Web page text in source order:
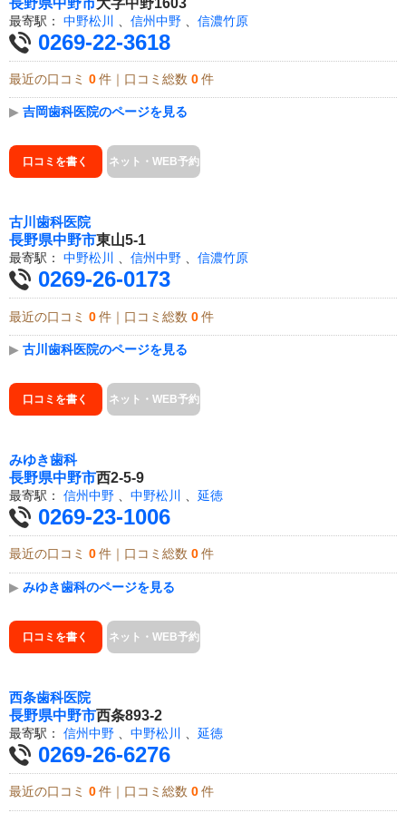
最寄駅： 中野松川 信州中野 信濃竹原
0269-22-3618
最近の口コミ 0 件｜口コミ総数 0 件
▶ 吉岡歯科医院のページを見る
口コミを書く ネット・WEB予約
古川歯科医院
長野県中野市東山5-1
最寄駅： 中野松川 、 信州中野 、 信濃竹原
0269-26-0173
最近の口コミ 0 件｜口コミ総数 0 件
▶ 古川歯科医院のページを見る
口コミを書く ネット・WEB予約
みゆき歯科
長野県中野市西2-5-9
最寄駅： 信州中野 中野松川 延徳
0269-23-1006
最近の口コミ 0 件｜口コミ総数 0 件
▶ みゆき歯科のページを見る
口コミを書く ネット・WEB予約
西条歯科医院
長野県中野市西条893-2
最寄駅： 信州中野 中野松川 延徳
0269-26-6276
最近の口コミ 0 件｜口コミ総数 0 件